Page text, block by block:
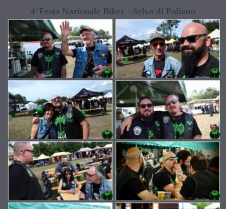
4°Festa Nazionale Biker - Selva di Paliano